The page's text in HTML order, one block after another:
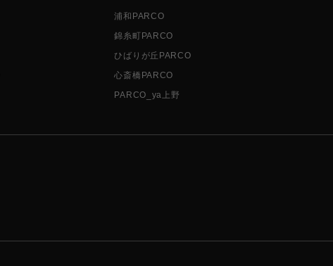
浦和PARCO
錦糸町PARCO
ひばりが丘PARCO
心斎橋PARCO
PARCO_ya上野